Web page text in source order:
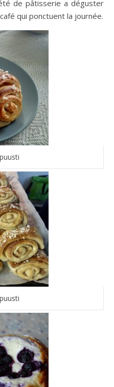
de pâtisserie a déguster
qui ponctuent la journée.